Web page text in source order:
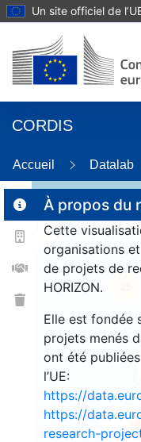
Un site officiel de
CORDIS
Accueil Datalab
À propos du
Cette
organisations
de projets de
HORIZON.
Elle est fondée
projets menés
ont été
l’UE:
https://
https://
research-